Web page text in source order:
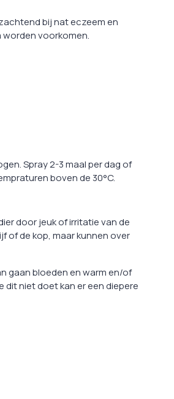
bij nat eczeem en
voorkomen.
Spray 2-3 maal per dag of
boven de 30°C.
door jeuk of irritatie van de
of de kop, maar kunnen over
gaan bloeden en warm en/of
dit niet doet kan er een diepere